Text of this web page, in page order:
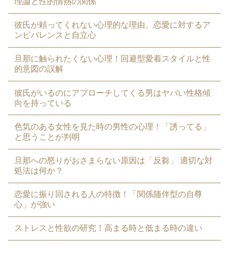
彼氏が頼ってくれない心理的な理由。恋愛に対するア
ンビバレンスと自立心
旦那に触られたくない心理！回避型愛着スタイルと性
的意図の誤解
彼氏がいるのにアプローチしてくる男はヤバい性格傾
向を持っている
色気のある女性を見た時の男性の心理！「誘ってる」
と思うことが判明
旦那への怒りがおさまらない原因は「反芻」 適切な対
処法は何か？
恋愛に振り回される人の特徴！「関係随伴型の自尊
心」が強い
ストレスと性欲の研究！高まる時と低まる時の違い